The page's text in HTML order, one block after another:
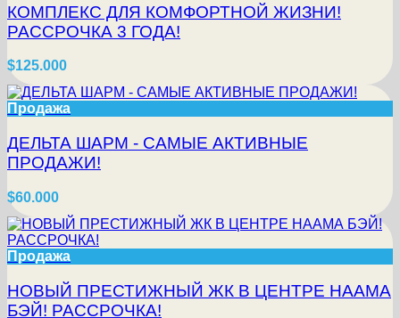
КОМПЛЕКС ДЛЯ КОМФОРТНОЙ ЖИЗНИ!
РАССРОЧКА 3 ГОДА!
$125.000
Продажа
ДЕЛЬТА ШАРМ - САМЫЕ АКТИВНЫЕ
ПРОДАЖИ!
$60.000
Продажа
НОВЫЙ ПРЕСТИЖНЫЙ ЖК В ЦЕНТРЕ НААМА
БЭЙ! РАССРОЧКА!